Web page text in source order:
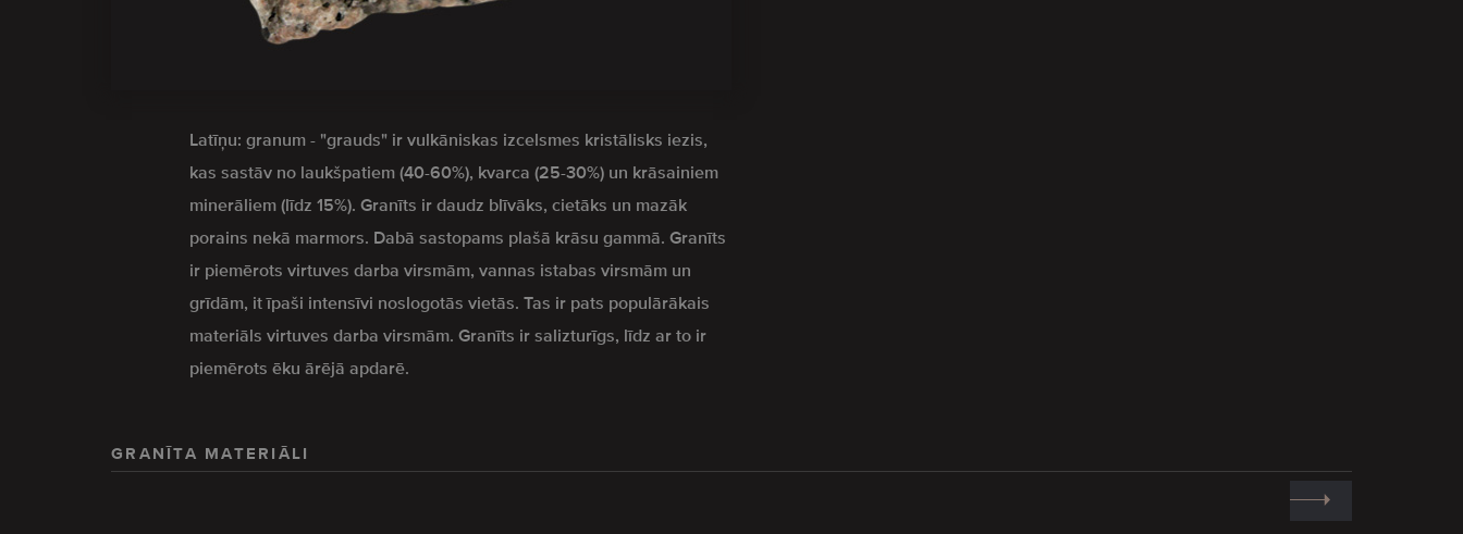
Latīņu: granum - "grauds" ir vulkāniskas izcelsmes kristālisks iezis,
kas sastāv no laukšpatiem (40-60%), kvarca (25-30%) un krāsainiem
minerāliem (līdz 15%). Granīts ir daudz blīvāks, cietāks un mazāk
porains nekā marmors. Dabā sastopams plašā krāsu gammā. Granīts
ir piemērots virtuves darba virsmām, vannas istabas virsmām un
grīdām, it īpaši intensīvi noslogotās vietās. Tas ir pats populārākais
materiāls virtuves darba virsmām. Granīts ir salizturīgs, līdz ar to ir
piemērots ēku ārējā apdarē.
GRANĪTA MATERIĀLI